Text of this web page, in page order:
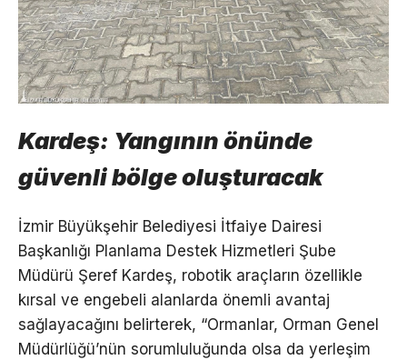
Kardeş: Yangının önünde
güvenli bölge oluşturacak
İzmir Büyükşehir Belediyesi İtfaiye Dairesi
Başkanlığı Planlama Destek Hizmetleri Şube
Müdürü Şeref Kardeş, robotik araçların özellikle
kırsal ve engebeli alanlarda önemli avantaj
sağlayacağını belirterek, “Ormanlar, Orman Genel
Müdürlüğü’nün sorumluluğunda olsa da yerleşim